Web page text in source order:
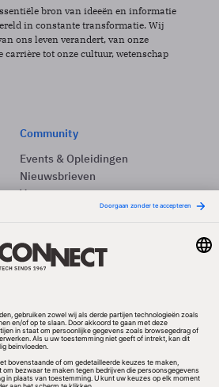
bron van ideeën en informatie
in constante transformatie. Wij
ons leven verandert, van onze
tot onze cultuur, wetenschap
Community
Events & Opleidingen
Nieuwsbrieven
Vacatures